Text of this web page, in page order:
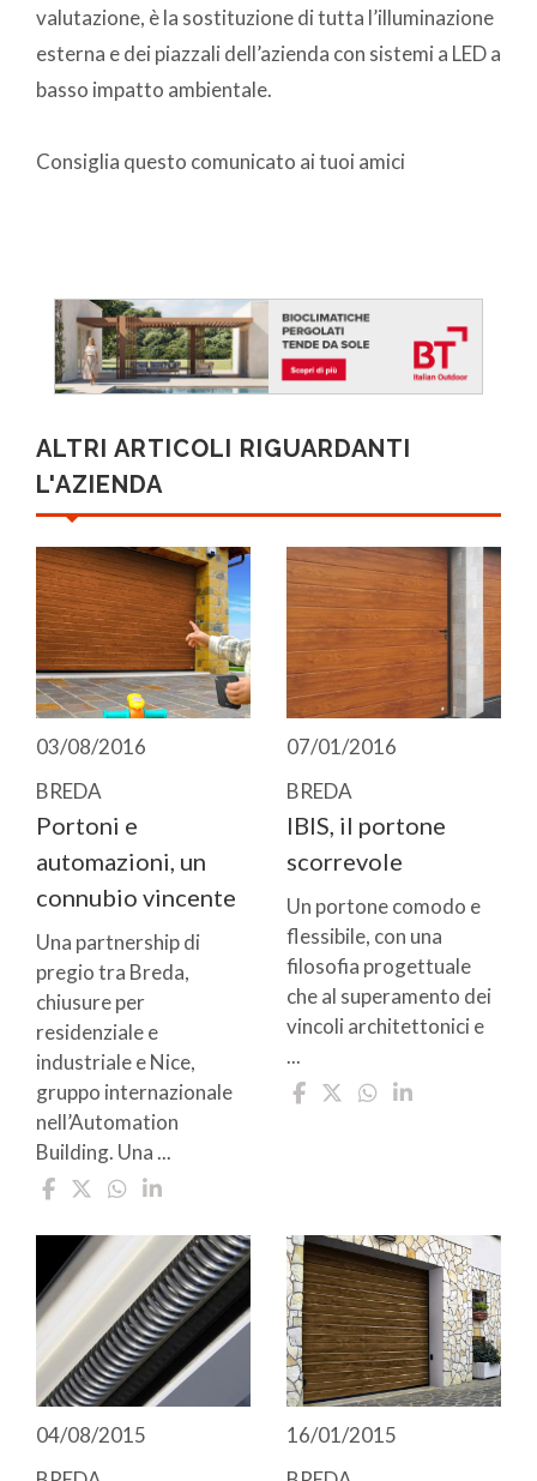
valutazione, è la sostituzione di tutta l’illuminazione
esterna e dei piazzali dell’azienda con sistemi a LED a
basso impatto ambientale.
Consiglia questo comunicato ai tuoi amici
ALTRI ARTICOLI RIGUARDANTI
L'AZIENDA
03/08/2016
BREDA
Portoni e
automazioni, un
connubio vincente
Una partnership di
pregio tra Breda,
chiusure per
residenziale e
industriale e Nice,
gruppo internazionale
nell’Automation
Building. Una ...
07/01/2016
BREDA
IBIS, il portone
scorrevole
Un portone comodo e
flessibile, con una
filosofia progettuale
che al superamento dei
vincoli architettonici e
...
04/08/2015
16/01/2015